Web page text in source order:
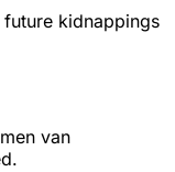
kidnappings
van